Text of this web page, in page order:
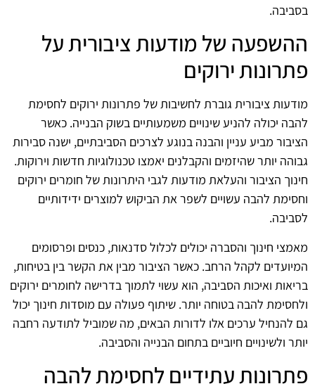
בסביבה.
ההשפעה של מודעות ציבורית על
פתרונות ירוקים
מודעות ציבורית גוברת לחשיבות של פתרונות ירוקים לחסימת
להבה יכולה להניע שינויים משמעותיים בשוק הבנייה. כאשר
הציבור מביע עניין והבנה בנוגע לצרכים הסביבתיים, ישנה סבירות
גבוהה יותר שהיזמים והקבלנים יאמצו טכנולוגיות חדשות וירוקות.
חינוך הציבור והעלאת מודעות לגבי היתרונות של חומרים ירוקים
וחסימת להבה עשויים לשפר את הביקוש למוצרים ידידותיים
לסביבה.
מאמצי חינוך והסברה יכולים לכלול סדנאות, כנסים ופרסומים
המיועדים לקהל הרחב. כאשר הציבור מבין את הקשר בין בטיחות,
בריאות ואיכות הסביבה, הוא עשוי לתמוך בדרישה לחומרים ירוקים
ולחסימת להבה בטוחה יותר. שיתוף פעולה עם מוסדות חינוך יכול
גם להנחיל ערכים אלו לדורות הבאים, מה שמוביל לתודעה רחבה
יותר ולשינויים חיוביים בתחום הבנייה והסביבה.
פתרונות עתידיים לחסימת להבה